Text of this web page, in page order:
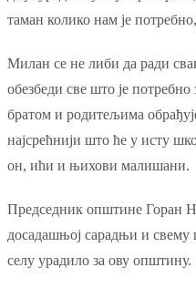
таман колико нам је
Милан се не либи да ради
обезбеди све што је потребно
братом и родитељима
најсрећнији што ће у исту
он, ићи и њихови малишани.
Председник општине Горан
досадашњој сарадњи и свему
селу урадило за ову општину.